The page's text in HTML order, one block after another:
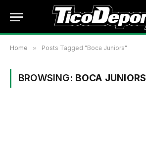
Home » Posts Tagged "Boca Juniors"
BROWSING: BOCA JUNIORS